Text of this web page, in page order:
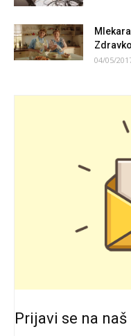
04/05/
Prijavi se na